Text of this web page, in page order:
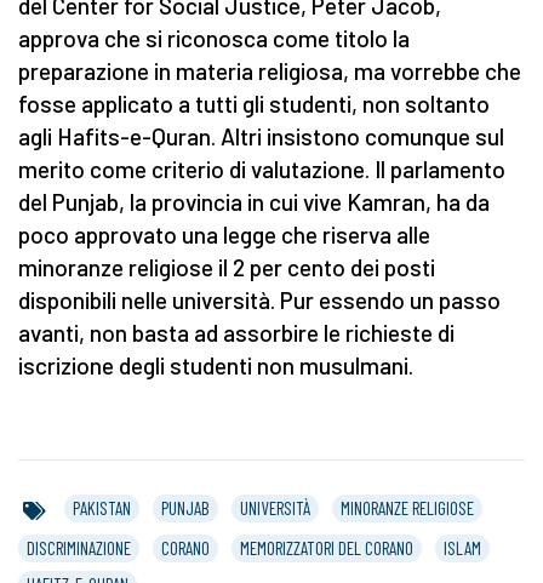
del Center for Social Justice, Peter Jacob,
approva che si riconosca come titolo la
preparazione in materia religiosa, ma vorrebbe che
fosse applicato a tutti gli studenti, non soltanto
agli Hafits-e-Quran. Altri insistono comunque sul
merito come criterio di valutazione. Il parlamento
del Punjab, la provincia in cui vive Kamran, ha da
poco approvato una legge che riserva alle
minoranze religiose il 2 per cento dei posti
disponibili nelle università. Pur essendo un passo
avanti, non basta ad assorbire le richieste di
iscrizione degli studenti non musulmani.
PAKISTAN PUNJAB UNIVERSITÀ
MINORANZE RELIGIOSE
DISCRIMINAZIONE
CORANO MEMORIZZATORI DEL CORANO
ISLAM